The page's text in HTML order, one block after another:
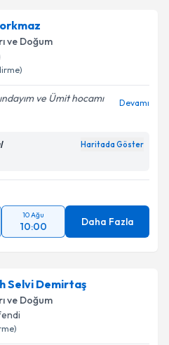
ve Doğum
ve Ümit hocamı
Devamı
Haritada Göster
10 Ağu
10:00 Daha Fazla
Selvi Demirtaş
ve Doğum